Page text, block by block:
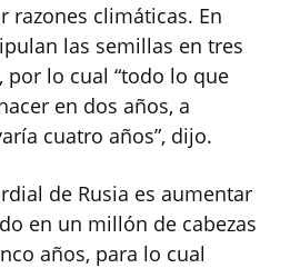
razones climáticas. En
las semillas en tres
por lo cual “todo lo que
en dos años, a
cuatro años”, dijo.
de Rusia es aumentar
en un millón de cabezas
años, para lo cual